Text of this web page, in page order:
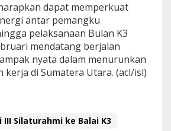
dapat memperkuat
antar pemangku
pelaksanaan Bulan K3
mendatang berjalan
nyata dalam menurunkan
kerja di Sumatera Utara. (acl/isl)
III Silaturahmi ke Balai K3